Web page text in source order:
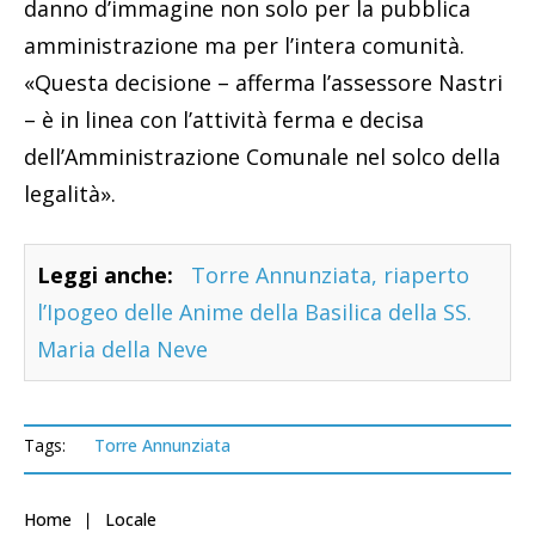
danno d’immagine non solo per la pubblica
amministrazione ma per l’intera comunità.
«Questa decisione – afferma l’assessore Nastri
– è in linea con l’attività ferma e decisa
dell’Amministrazione Comunale nel solco della
legalità».
Leggi anche:
Torre Annunziata, riaperto
l’Ipogeo delle Anime della Basilica della SS.
Maria della Neve
Tags: Torre Annunziata
Home Locale